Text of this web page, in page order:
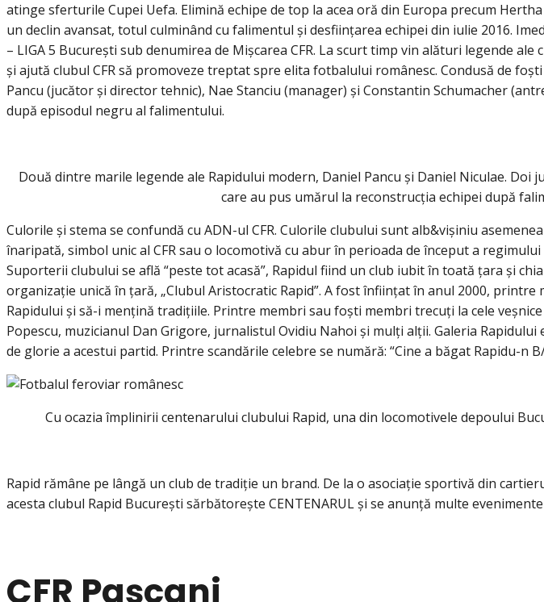
atinge sferturile Cupei Uefa. Elimină echipe de top la acea oră din Europa precum
un declin avansat, totul culminând cu falimentul și desființarea echipei din iulie 2016.
– LIGA 5 București sub denumirea de Mișcarea CFR. La scurt timp vin alături legende
și ajută clubul CFR să promoveze treptat spre elita fotbalului românesc. Condusă de
Pancu (jucător și director tehnic), Nae Stanciu (manager) și Constantin Schumacher
după episodul negru al falimentului.
Două dintre marile legende ale Rapidului modern, Daniel Pancu și Daniel Niculae.
care au pus umărul la reconstrucția echipei după
Culorile și stema se confundă cu ADN-ul CFR. Culorile clubului sunt alb&vișiniu
înaripată, simbol unic al CFR sau o locomotivă cu abur în perioada de început a
Suporterii clubului se află “peste tot acasă”, Rapidul fiind un club iubit în toată țara și
organizație unică în țară, „Clubul Aristocratic Rapid”. A fost înființat în anul 2000,
Rapidului și să-i mențină tradițiile. Printre membri sau foști membri trecuți la cele
Popescu, muzicianul Dan Grigore, jurnalistul Ovidiu Nahoi și mulți alții. Galeria
de glorie a acestui partid. Printre scandările celebre se numără: “Cine a băgat Rapidu-n
Cu ocazia împlinirii centenarului clubului Rapid, una din locomotivele depoului
Rapid rămâne pe lângă un club de tradiție un brand. De la o asociație sportivă din
acesta clubul Rapid București sărbătorește CENTENARUL și se anunță multe
CFR Pașcani